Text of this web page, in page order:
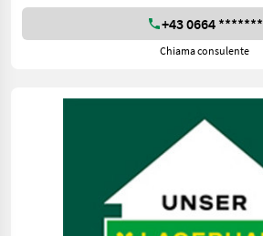
+43 0664 *******
Chiama consulente